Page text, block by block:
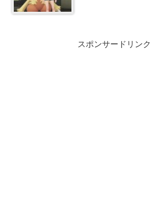
スポンサードリンク